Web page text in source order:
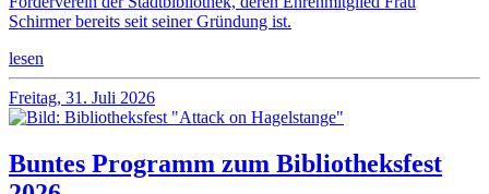
Schirmer bereits seit seiner Gründung ist.
lesen
Freitag, 31. Juli 2026
Buntes Programm zum Bibliotheksfest